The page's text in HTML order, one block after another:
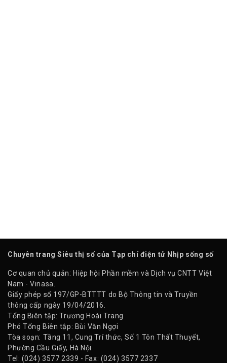
Chuyên trang Siêu thị số của Tạp chí điện tử Nhịp sống số
Cơ quan chủ quản: Hiệp hội Phần mềm và Dịch vụ CNTT Việt
Nam - Vinasa.
Giấy phép số 197/GP-BTTTT do Bộ Thông tin và Truyền
thông cấp ngày 19/04/2016.
Tổng Biên tập: Trương Hoài Trang
Phó Tổng Biên tập: Bùi Văn Ngợi
Tòa soạn: Tầng 11, Cung Trí thức, Số 1 Tôn Thất Thuyết,
Phường Cầu Giấy, Hà Nội
Tel: (024) 3577 2339 - Fax: (024) 3577 2337